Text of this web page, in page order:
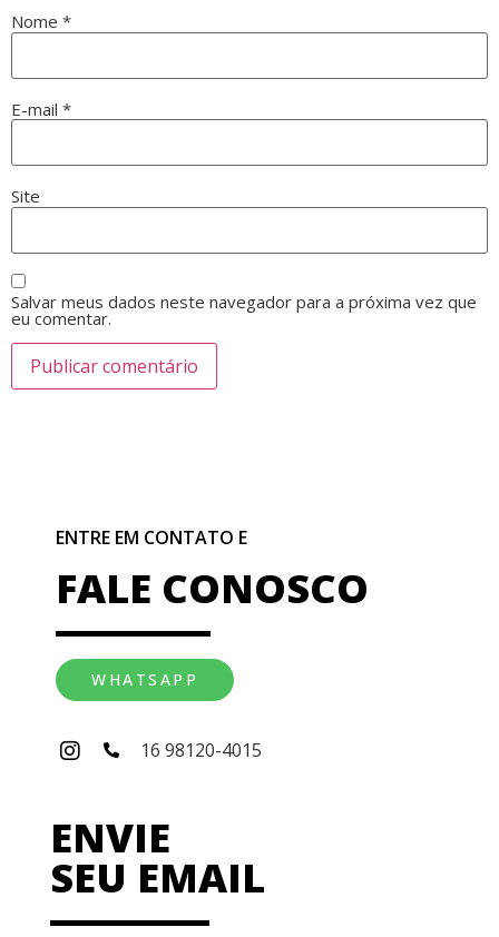
Nome *
E-mail *
Site
Salvar meus dados neste navegador para a próxima vez que
eu comentar.
ENTRE EM CONTATO E
FALE CONOSCO
WHATSAPP
16 98120-4015
ENVIE
SEU EMAIL